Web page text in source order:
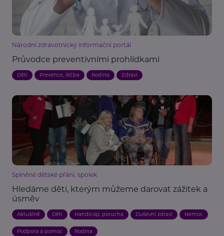
Národní zdravotnický informační portál
Průvodce preventivními prohlídkami
Děti Prevence, léčba Rodina Zdraví
Splněné dětské přání, spolek
Hledáme děti, kterým můžeme darovat zážitek a
úsměv
Aktuálně Děti Handicap, porucha Duševní zdraví Nemoc
Podpora a pomoc Rodina